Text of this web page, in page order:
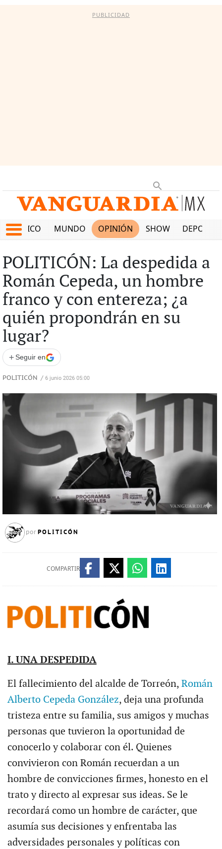
PUBLICIDAD
MÉXICO MUNDO OPINIÓN SHOW
POLITICÓN: La despedida a
Román Cepeda, un hombre
franco y con entereza; ¿a
quién propondrán en su
lugar?
+ Seguir en
POLITICÓN / 6 junio 2026 05:00
por POLITICÓN
COMPARTIR
I. UNA DESPEDIDA
El fallecimiento del alcalde de Torreón, Román
Alberto Cepeda González, deja una profunda
tristeza entre su familia, sus amigos y muchas
personas que tuvieron la oportunidad de
conocerlo y colaborar con él. Quienes
convivieron con Román recuerdan a un
hombre de convicciones firmes, honesto en el
trato y directo al expresar sus ideas. Se le
recordará como un hombre de carácter, que
asumía sus decisiones y enfrentaba las
adversidades personales y políticas con